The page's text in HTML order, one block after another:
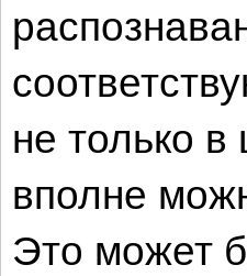
не только
вполне
Это может